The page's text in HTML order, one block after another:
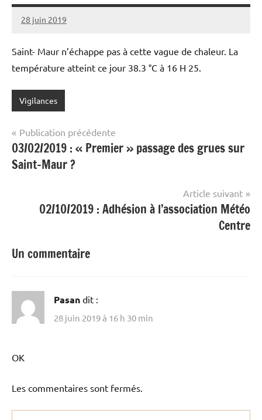
28 juin 2019
Patrice
1
Saint- Maur n’échappe pas à cette vague de chaleur. La
température atteint ce jour 38.3 °C à 16 H 25.
Vigilances
Navigation
de
l’article
Publication précédente
03/02/2019 : « Premier » passage des grues sur
Saint-Maur ?
Article suivant
02/10/2019 : Adhésion à l’association Météo
Centre
Un commentaire
Pasan dit :
28 juin 2019 à 16 h 30 min
OK
Les commentaires sont fermés.